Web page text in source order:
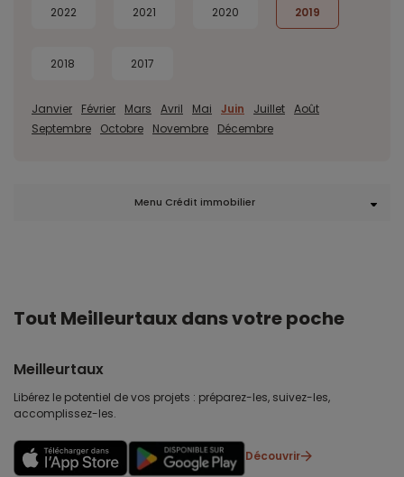
2022 2021 2020 2019
2018 2017
Janvier Février Mars Avril Mai Juin Juillet Août
Septembre
Octobre Novembre Décembre
Menu Crédit immobilier
Tout Meilleurtaux dans votre poche
Meilleurtaux
Libérez le potentiel de vos projets : préparez-les, suivez-les,
accomplissez-les.
Découvrir